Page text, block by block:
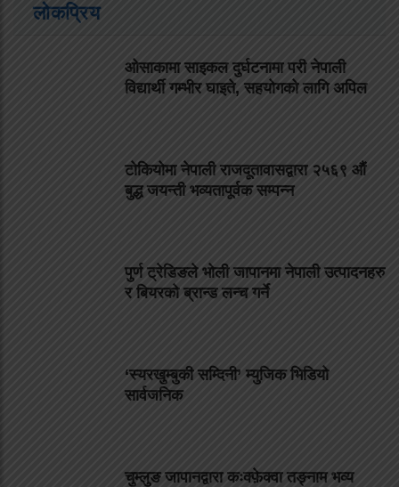
लोकप्रिय
ओसाकामा साइकल दुर्घटनामा परी नेपाली
विद्यार्थी गम्भीर घाइते, सहयोगको लागि अपिल
टोकियोमा नेपाली राजदूतावासद्वारा २५६९ औं
बुद्ध जयन्ती भव्यतापूर्वक सम्पन्न
पुर्ण ट्रेडिङले भोली जापानमा नेपाली उत्पादनहरु
र बियरको ब्रान्ड लन्च गर्ने
‘स्यरखुम्बुकी सम्दिनी’ म्युजिक भिडियो
सार्वजनिक
चुम्लुङ जापानद्वारा कःक्फ़ेक्वा तङ्नाम भव्य